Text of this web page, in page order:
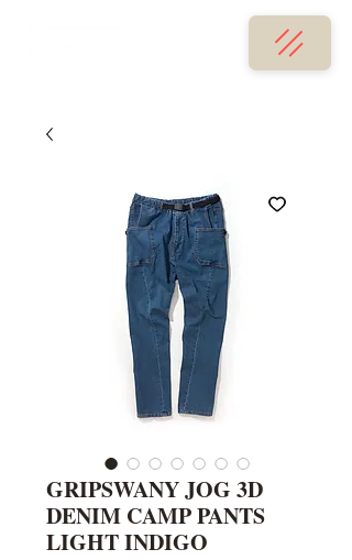
GRIPSWANY JOG 3D
DENIM CAMP PANTS
LIGHT INDIGO